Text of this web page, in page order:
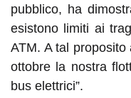
pubblico, ha
esistono limiti ai
ATM. A tal
ottobre la nostra
bus elettrici”.